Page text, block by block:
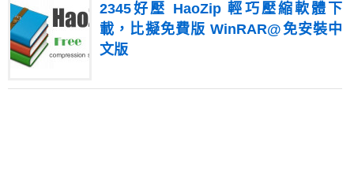
2345好壓 HaoZip 輕巧壓縮軟體下
載，比擬免費版 WinRAR@免安裝中
文版